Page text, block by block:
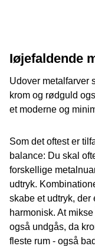
Iøjefaldende
Udover metalfarver
krom og rødguld
et moderne og
Som det oftest er
balance: Du skal
forskellige
udtryk.
skabe et udtryk, der
harmonisk. At
også undgås, da
fleste rum - også